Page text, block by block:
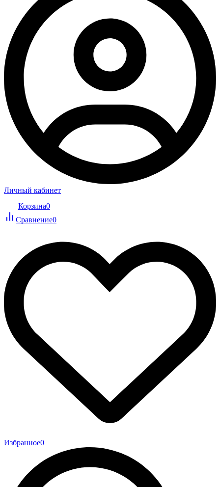
Личный кабинет
Корзина0
Сравнение0
Избранное0